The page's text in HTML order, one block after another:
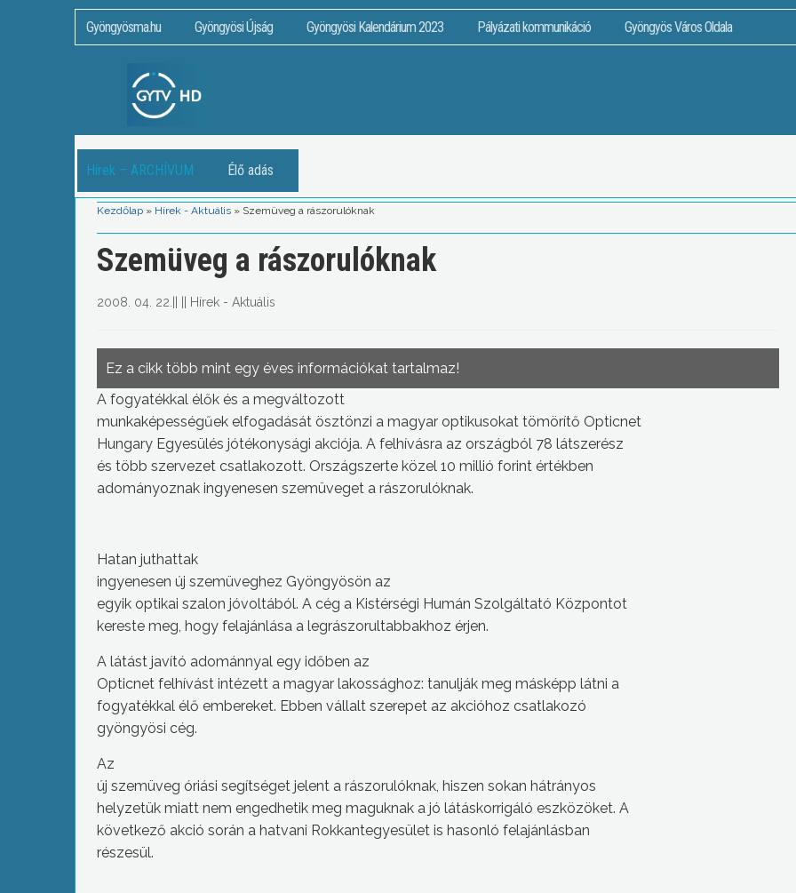
Gyöngyösma.hu Gyöngyösi Újság Gyöngyösi Kalendárium 2023 Pályázati kommunikáció Gyöngyös Város Oldala
Hírek – ARCHÍVUM Élő adás
Kezdőlap » Hírek - Aktuális » Szemüveg a rászorulóknak
Szemüveg a rászorulóknak
2008. 04. 22. Hírek - Aktuális
Ez a cikk több mint egy éves információkat tartalmaz!
A fogyatékkal élők és a megváltozott
munkaképességűek elfogadását ösztönzi a magyar optikusokat tömörítő Opticnet
Hungary Egyesülés jótékonysági akciója. A felhívásra az országból 78 látszerész
és több szervezet csatlakozott. Országszerte közel 10 millió forint értékben
adományoznak ingyenesen szemüveget a rászorulóknak.
Hatan juthattak
ingyenesen új szemüveghez Gyöngyösön az
egyik optikai szalon jóvoltából. A cég a Kistérségi Humán Szolgáltató Központot
kereste meg, hogy felajánlása a legrászorultabbakhoz érjen.
A látást javító adománnyal egy időben az
Opticnet felhívást intézett a magyar lakossághoz: tanulják meg másképp látni a
fogyatékkal élő embereket. Ebben vállalt szerepet az akcióhoz csatlakozó
gyöngyösi cég.
Az
új szemüveg óriási segítséget jelent a rászorulóknak, hiszen sokan hátrányos
helyzetük miatt nem engedhetik meg maguknak a jó látáskorrigáló eszközöket. A
következő akció során a hatvani Rokkantegyesület is hasonló felajánlásban
részesül.